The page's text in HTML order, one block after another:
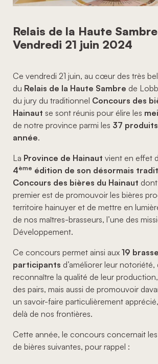
Relais de la Haute
Vendredi 21 juin 2024
Ce vendredi 21 juin, au cœur des très
du Relais de la Haute Sambre de
du jury du traditionnel Concours des
Hainaut se sont réunis pour élire les
de notre province parmi les 37
année.
La Province de Hainaut vient en effet
4ème édition de son désormais
Concours des bières du Hainaut
premier est de promouvoir les bières
territoire hainuyer et de mettre en
de nos maîtres-brasseurs, l’une des
Développement.
Ce concours permet ainsi aux 19
participants d’améliorer leur notoriété,
reconnaître la qualité de leur
des pairs, mais aussi de promouvoir
un savoir-faire particulièrement
delà de nos frontières.
Cette année, le concours concernait
de bières suivantes, pour rappel :